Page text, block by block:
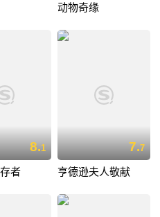
动物奇缘
8.1
者
7.7
亨德逊夫人敬献